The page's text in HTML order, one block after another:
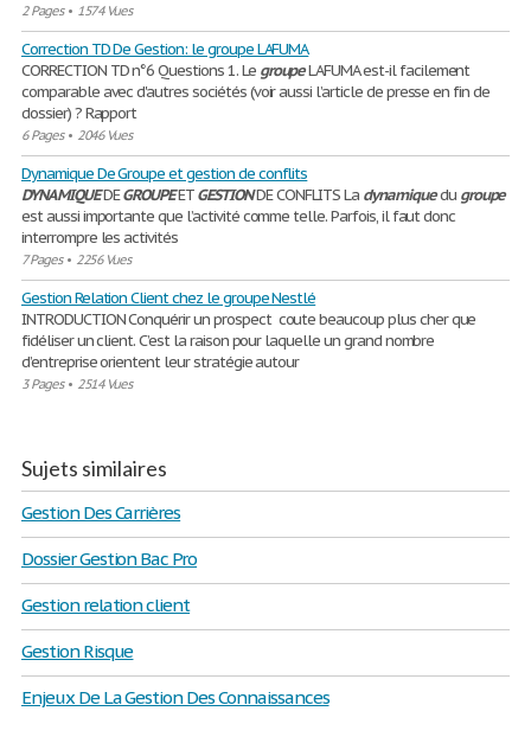
2 Pages• 1574 Vues
Correction TD De Gestion: le groupe LAFUMA
CORRECTION TD n°6 Questions 1. Le groupeLAFUMA est-il facilement
comparable avec d'autres sociétés (voir aussi l’article de presse en fin de
dossier) ? Rapport
6 Pages• 2046 Vues
Dynamique De Groupe et gestion de conflits
DYNAMIQUEDEGROUPEETGESTIONDE CONFLITS La dynamiquedugroupe
est aussi importante que l’activité comme telle. Parfois, il faut donc
interrompre les activités
7 Pages• 2256 Vues
Gestion Relation Client chez le groupe Nestlé
INTRODUCTION Conquérir un prospect coute beaucoup plus cher que
fidéliser un client. C’est la raison pour laquelle un grand nombre
d’entreprise orientent leur stratégie autour
3 Pages• 2514 Vues
Sujets similaires
Gestion Des Carrières
Dossier Gestion Bac Pro
Gestion relation client
Gestion Risque
Enjeux De La Gestion Des Connaissances